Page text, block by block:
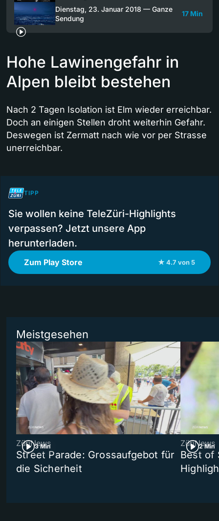
Dienstag, 23. Januar 2018 — Ganze
Sendung
17 Min
Hohe Lawinengefahr in
Alpen bleibt bestehen
Nach 2 Tagen Isolation ist Elm wieder erreichbar.
Doch an einigen Stellen droht weiterhin Gefahr.
Deswegen ist Zermatt nach wie vor per Strasse
unerreichbar.
TIPP
Sie wollen keine TeleZüri-Highlights
verpassen? Jetzt unsere App
herunterladen.
Zum Play Store ★ 4.7 von 5
Meistgesehen
3 Min
ZüriNews
Street Parade: Grossaufgebot für
die Sicherheit
2 Min
ZüriNews
Best of